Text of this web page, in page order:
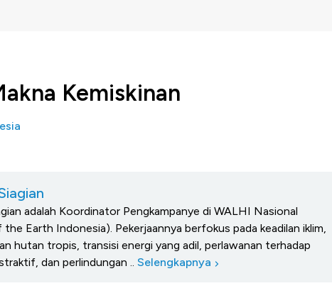
Kemiskinan
adalah Koordinator Pengkampanye di WALHI Nasional
Earth Indonesia). Pekerjaannya berfokus pada keadilan iklim,
hutan tropis, transisi energi yang adil, perlawanan terhadap
dan perlindungan .. Selengkapnya